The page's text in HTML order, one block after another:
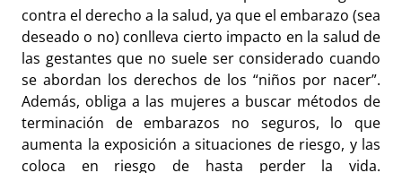
contra el derecho a la salud, ya que el embarazo (sea
deseado o no) conlleva cierto impacto en la salud de
las gestantes que no suele ser considerado cuando
se abordan los derechos de los “niños por nacer”.
Además, obliga a las mujeres a buscar métodos de
terminación de embarazos no seguros, lo que
aumenta la exposición a situaciones de riesgo, y las
coloca en riesgo de hasta perder la vida.